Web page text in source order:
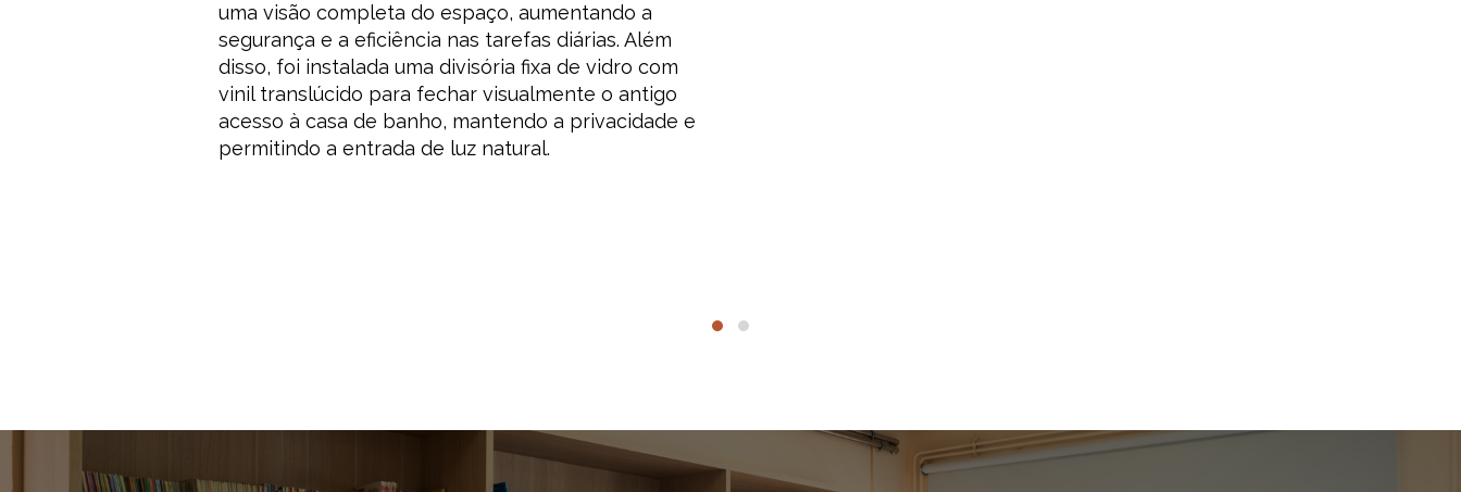
uma visão completa do espaço, aumentando a
segurança e a eficiência nas tarefas diárias. Além
disso, foi instalada uma divisória fixa de vidro com
vinil translúcido para fechar visualmente o antigo
acesso à casa de banho, mantendo a privacidade e
permitindo a entrada de luz natural.